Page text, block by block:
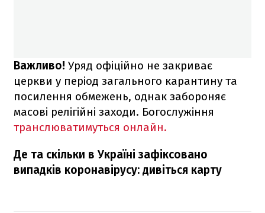
Важливо! Уряд офіційно не закриває
церкви у період загального карантину та
посилення обмежень, однак забороняє
масові релігійні заходи. Богослужіння
транслюватимуться онлайн.
Де та скільки в Україні зафіксовано
випадків коронавірусу: дивіться карту